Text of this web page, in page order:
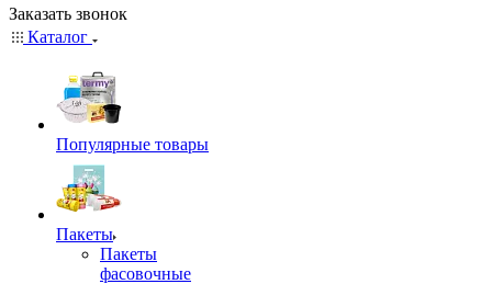
Заказать звонок
Каталог
Популярные товары
Пакеты
Пакеты
фасовочные